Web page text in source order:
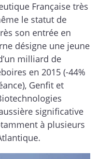
Française très
le statut de
son entrée en
désigne une jeune
milliard de
en 2015 (-44%
Genfit et
significative
à plusieurs